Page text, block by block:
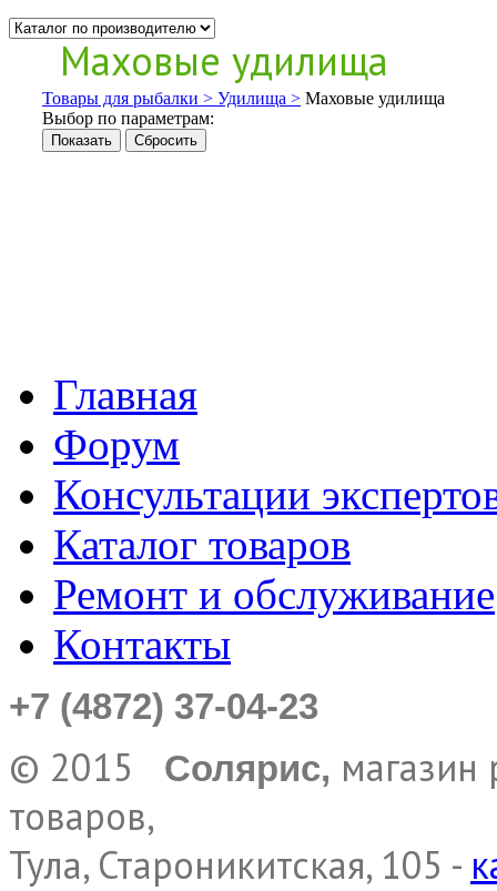
Маховые удилища
Товары для рыбалки > Удилища > Маховые удилища
Выбор по параметрам:
Главная
Форум
Консультации
Каталог товаров
Ремонт и обслуживание
Контакты
+7 (4872) 37-04-23
© 2015 Солярис, магазин
товаров,
Тула, Староникитская, 105 -